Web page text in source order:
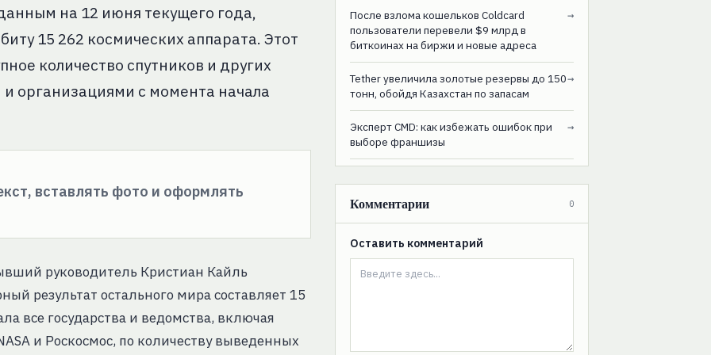
на 12 июня текущего года,
15 262 космических аппарата. Этот
количество спутников и других
организациями с момента начала
вставлять фото и оформлять
руководитель Кристиан Кайль
результат остального мира составляет 15
все государства и ведомства, включая
и Роскосмос, по количеству выведенных
После взлома кошельков Coldcard
пользователи перевели $9 млрд в
биткоинах на биржи и новые адреса
→
Tether увеличила золотые резервы до 150
тонн, обойдя Казахстан по запасам
→
Эксперт CMD: как избежать ошибок при
выборе франшизы
→
Комментарии 0
Оставить комментарий